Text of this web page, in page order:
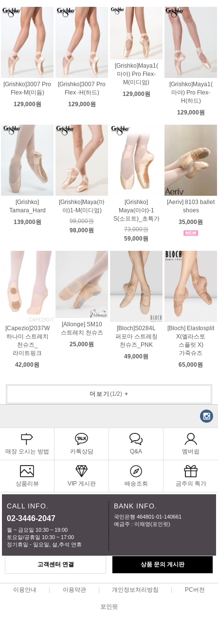
[Grishko]3007 Pro
Flex-M(미듐)
129,000원
[Grishko]3007 Pro
Flex -H(하드)
129,000원
[Grishko]Maya1(
마야) Pro Flex-
M(미디엄)
129,000원
[Grishko]Maya1(
마야) Pro Flex-
H(하드)
129,000원
[Grishko]
Tamara_Hard
139,000원
[Grishko]Maya(마
야)1-M(미디엄)
98,000원
98,000원
[Grishko]
Maya(마야)-1
S(소프트)_초특가
73,000원
59,000원
[Aeriv] 8103 ballet
shoes
35,000원
[Capezio]2037W
하나미 스트레치
천슈즈_
라이트핑크
42,000원
[Allonge] SM10
스트레치 천슈즈
25,000원
[Bloch]S0284L
퍼포마 스트레칭
천슈즈_PNK
49,000원
[Bloch] Elastosplit
X(엘라스토
스플릿 X)
가죽슈즈
65,000원
더보기 (1/2)+
매장 오시는 방법 카톡상담 Q&A 멤버쉽
상품리뷰 VIP 게시판 배송조회 금주의 특가
CALL INFO.
02-3446-2047
월 ~ 금요일 10:30 ~ 19:00
토요일/공휴일 10:30 ~ 17:00
정기휴일 - 일요일, 설,추석 연휴
BANK INFO.
국민은행 464801-01-140661
예금주 : 이채영(포인핏)
고객센터 연결 상품 문의 게시판
이용안내 이용약관 개인정보처리방침 PC버전
포인핏